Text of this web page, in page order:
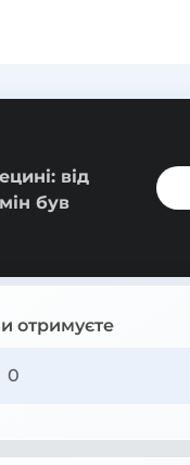
від
був
отримуєте